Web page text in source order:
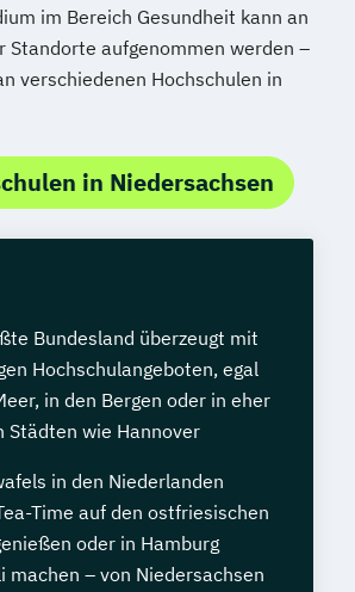
im Bereich Gesundheit kann an
Standorte aufgenommen werden –
verschiedenen Hochschulen in
in Niedersachsen
Bundesland überzeugt mit
Hochschulangeboten, egal
in den Bergen oder in eher
Städten wie Hannover
in den Niederlanden
Time auf den ostfriesischen
oder in Hamburg
machen – von Niedersachsen